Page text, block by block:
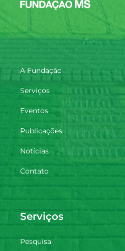
A Fundação
Serviços
Eventos
Publicações
Notícias
Contato
Serviços
Pesquisa